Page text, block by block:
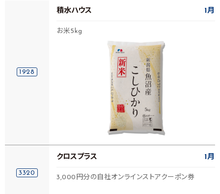
1928
積水ハウス 1月
お米5kg
3320
クロスプラス 1月
3,000円分の自社オンラインストアクーポン券